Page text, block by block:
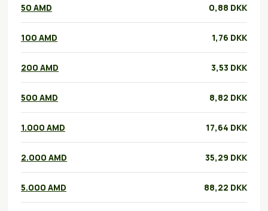
50 AMD 0,88 DKK
100 AMD 1,76 DKK
200 AMD 3,53 DKK
500 AMD 8,82 DKK
1.000 AMD 17,64 DKK
2.000 AMD 35,29 DKK
5.000 AMD 88,22 DKK